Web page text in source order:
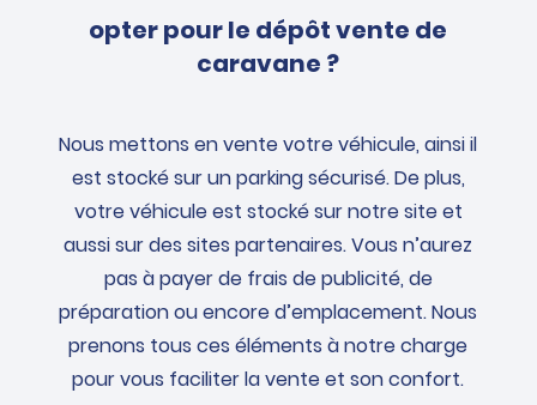
opter pour le dépôt vente de
caravane ?
Nous mettons en vente votre véhicule, ainsi il
est stocké sur un parking sécurisé. De plus,
votre véhicule est stocké sur notre site et
aussi sur des sites partenaires. Vous n’aurez
pas à payer de frais de publicité, de
préparation ou encore d’emplacement. Nous
prenons tous ces éléments à notre charge
pour vous faciliter la vente et son confort.